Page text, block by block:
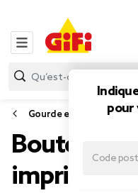
pour
Gourde et bouteille
Bouteille
imprimé